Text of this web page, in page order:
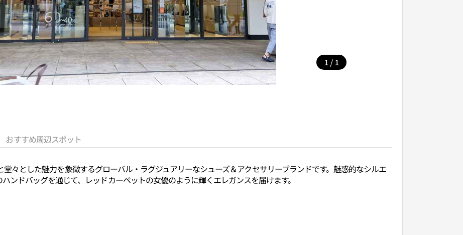
1 / 1
おすすめ周辺スポット
々とした魅力を象徴するグローバル・ラグジュアリーなシューズ＆アクセサリーブランドです。魅惑的なシルエ
ンドバッグを通じて、レッドカーペットの女優のように輝くエレガンスを届けます。